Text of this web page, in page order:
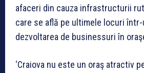
afaceri din cauza infrastructurii
care se află pe ultimele locuri
dezvoltarea de businessuri în
‘Craiova nu este un oraş atractiv